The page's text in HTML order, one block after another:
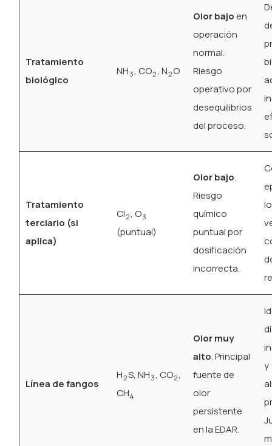
Tratamiento
biológico
NH 3, CO2, N2O
Olor bajoen
operación
normal.
Riesgo
operativo por
desequilibrios
del proceso.
Tratamiento
terciario (si
aplica)
Cl2, O3
(puntual)
Olor bajo.
Riesgo
químico
puntual por
dosificación
incorrecta.
Línea de fangos
H2S, NH 3, CO2,
CH4
Olor muy
alto. Principal
fuente de
olor
persistente
en la EDAR.
y